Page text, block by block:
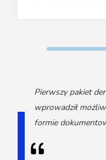
Pierwszy pakiet
wprowadził
formie